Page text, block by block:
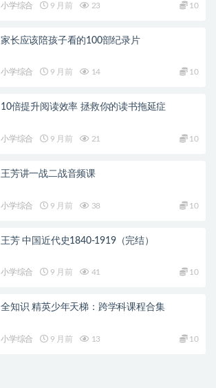
小学综合 9 月前 23 10
家长应该陪孩子看的100部纪录片
小学综合 9 月前 14 10
10倍提升阅读效率 拯救你的读书拖延症
小学综合 9 月前 21 10
王芳讲一战二战音频课
小学综合 9 月前 38 10
王芳 中国近代史1840-1919（完结）
小学综合 9 月前 41 10
全知识 精英少年天梯：跨学科课程合集
小学综合 9 月前 13 10